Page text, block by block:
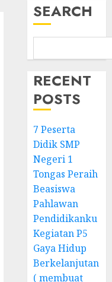
SEARCH
RECENT
POSTS
7 Peserta
Didik SMP
Negeri 1
Tongas Peraih
Beasiswa
Pahlawan
Pendidikanku
Kegiatan P5
Gaya Hidup
Berkelanjutan
( membuat